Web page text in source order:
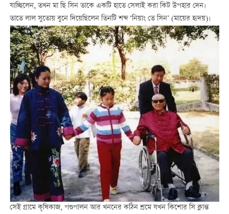
যাচ্ছিলেন, তখন মা ছি সিন তাকে একটি হাতে সেলাই করা কিট উপহার দেন।
তাতে লাল সুতোয় বুনে দিয়েছিলেন তিনটি শব্দ ‘নিয়াং তে সিন’ (মায়ের হৃদয়)।
সেই গ্রামে কৃষিকাজ, পশুপালন আর খননের কঠিন শ্রমে যখন কিশোর সি ক্লান্ত